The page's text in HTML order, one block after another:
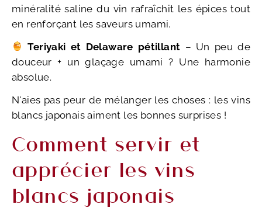
minéralité saline du vin rafraîchit les épices tout
en renforçant les saveurs umami.
Teriyaki et Delaware pétillant – Un peu de
douceur + un glaçage umami ? Une harmonie
absolue.
N'aies pas peur de mélanger les choses : les vins
blancs japonais aiment les bonnes surprises !
Comment servir et
apprécier les vins
blancs japonais